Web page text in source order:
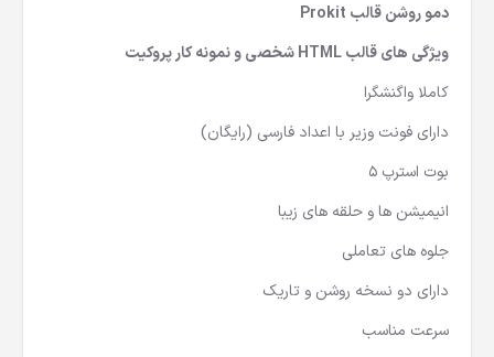
دمو روشن قالب Prokit
ویژگی های قالب HTML شخصی و نمونه کار پروکیت
کاملا واگنشگرا
دارای فونت وزیر با اعداد فارسی (رایگان)
بوت استرپ 5
انیمیشن ها و حلقه های زیبا
جلوه های تعاملی
دارای دو نسخه روشن و تاریک
سرعت مناسب